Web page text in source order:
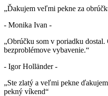
„Ďakujem veľmi pekne za
- Monika Ivan -
„Obrúčku som v poriadku
bezproblémove vybavenie.“
- Igor Holländer -
„Ste zlatý a veľmi pekne
pekný víkend“